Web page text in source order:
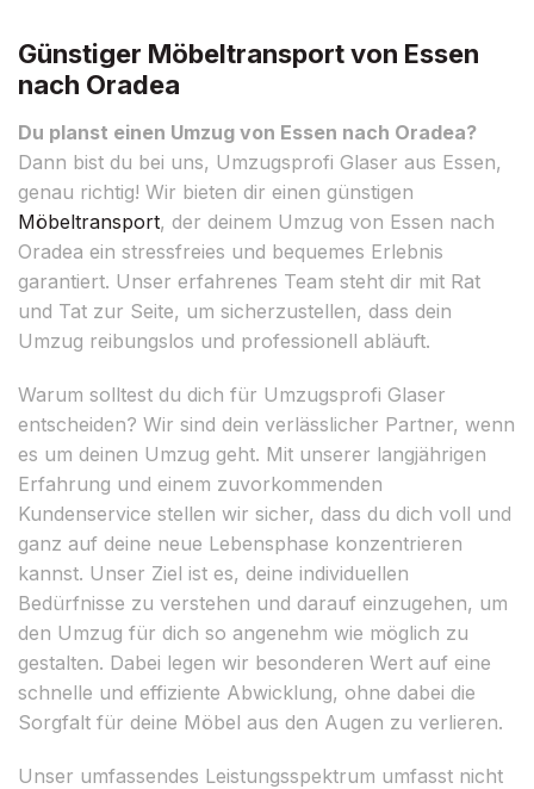
Günstiger Möbeltransport von Essen
nach Oradea
Du planst einen Umzug von Essen nach Oradea?
Dann bist du bei uns, Umzugsprofi Glaser aus Essen,
genau richtig! Wir bieten dir einen günstigen
Möbeltransport, der deinem Umzug von Essen nach
Oradea ein stressfreies und bequemes Erlebnis
garantiert. Unser erfahrenes Team steht dir mit Rat
und Tat zur Seite, um sicherzustellen, dass dein
Umzug reibungslos und professionell abläuft.
Warum solltest du dich für Umzugsprofi Glaser
entscheiden? Wir sind dein verlässlicher Partner, wenn
es um deinen Umzug geht. Mit unserer langjährigen
Erfahrung und einem zuvorkommenden
Kundenservice stellen wir sicher, dass du dich voll und
ganz auf deine neue Lebensphase konzentrieren
kannst. Unser Ziel ist es, deine individuellen
Bedürfnisse zu verstehen und darauf einzugehen, um
den Umzug für dich so angenehm wie möglich zu
gestalten. Dabei legen wir besonderen Wert auf eine
schnelle und effiziente Abwicklung, ohne dabei die
Sorgfalt für deine Möbel aus den Augen zu verlieren.
Unser umfassendes Leistungsspektrum umfasst nicht